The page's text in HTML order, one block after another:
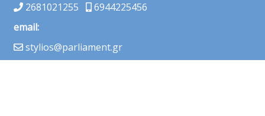
2681021255
6944225456
email:
stylios@parliament.gr